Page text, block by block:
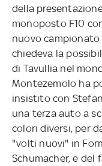
della
monoposto F10
nuovo campionato
chiedeva la
di Tavullia nel
Montezemolo ha
insistito con
una terza auto a
colori diversi, per
"volti nuovi" in
Schumacher, e